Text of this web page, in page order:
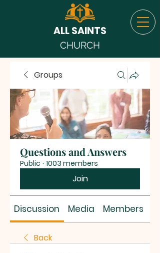
ALL SAINTS
CHURCH
Groups
Questions and Answers
Public · 1003 members
Join
Discussion Media Members
Back